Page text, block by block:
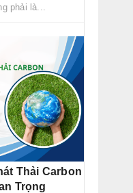
phải là...
Thải Carbon
Trọng